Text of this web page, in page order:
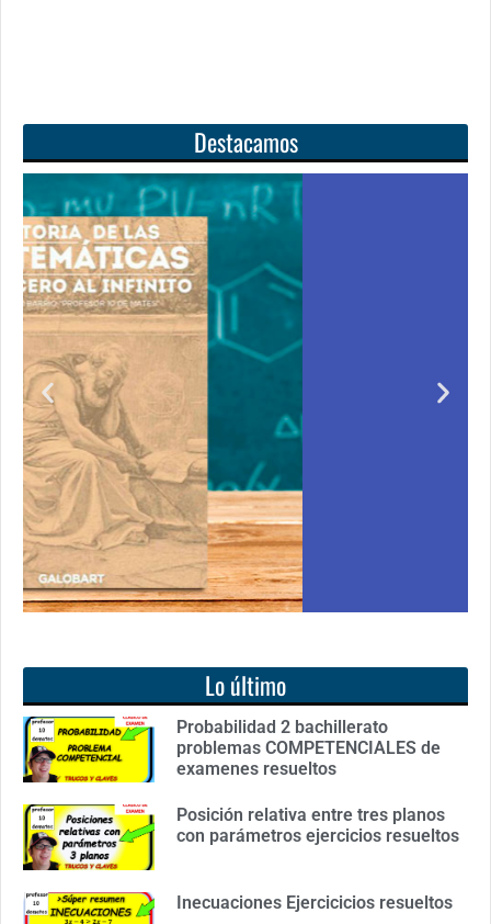
Destacamos
cero
Unas matemáticas
para todos
Notición!! Ya se puede adquirir nuestro segundo
libro: Unas matemáticas para todos
Lo último
Probabilidad 2 bachillerato
problemas COMPETENCIALES de
examenes resueltos
Posición relativa entre tres planos
con parámetros ejercicios resueltos
Inecuaciones Ejercicicios resueltos